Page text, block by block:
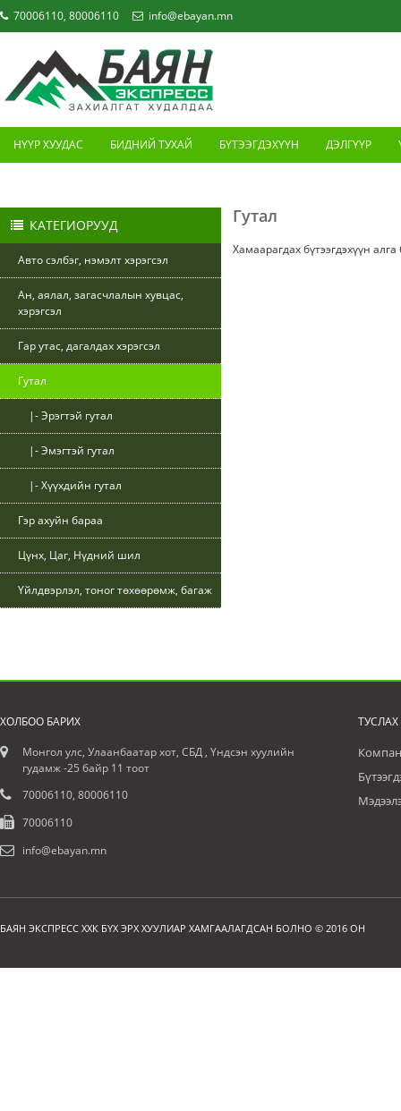
70006110, 80006110 info@ebayan.mn
НҮҮР ХУУДАС БИДНИЙ ТУХАЙ БҮТЭЭГДЭХҮҮН ДЭЛГҮҮР
КАТЕГИОРУУД
Авто сэлбэг, нэмэлт хэрэгсэл
Ан, аялал, загасчлалын хувцас,
хэрэгсэл
Гар утас, дагалдах хэрэгсэл
Гутал
|- Эрэгтэй гутал
|- Эмэгтэй гутал
|- Хүүхдийн гутал
Гэр ахуйн бараа
Цүнх, Цаг, Нүдний шил
Үйлдвэрлэл, тоног төхөөрөмж, багаж
Гутал
Хамаарагдах бүтээгдэхүүн
ХОЛБОО БАРИХ
Монгол улс, Улаанбаатар хот, СБД , Үндсэн хуулийн
гудамж -25 байр 11 тоот
70006110, 80006110
70006110
info@ebayan.mn
БАЯН ЭКСПРЕСС ХХК БҮХ ЭРХ ХУУЛИАР ХАМГААЛАГДСАН БОЛНО © 2016 ОН